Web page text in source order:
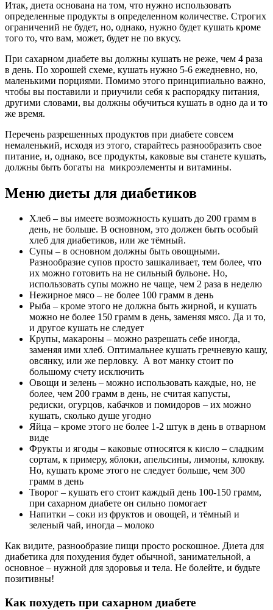
Итак, диета основана на том, что нужно использовать
определенные продукты в определенном количестве. Строгих
ограничений не будет, но, однако, нужно будет кушать кроме
того то, что вам, может, будет не по вкусу.
При сахарном диабете вы должны кушать не реже, чем 4 раза
в день. По хорошей схеме, кушать нужно 5-6 ежедневно, но,
маленькими порциями. Помимо этого принципиально важно,
чтобы вы поставили и приучили себя к распорядку питания,
другими словами, вы должны обучиться кушать в одно да и то
же время.
Перечень разрешенных продуктов при диабете совсем
немаленький, исходя из этого, старайтесь разнообразить свое
питание, и, однако, все продукты, каковые вы станете кушать,
должны быть богаты на микроэлементы и витамины.
Меню диеты для диабетиков
Хлеб – вы имеете возможность кушать до 200 грамм в
день, не больше. В основном, это должен быть особый
хлеб для диабетиков, или же тёмный.
Супы – в основном должны быть овощными.
Разнообразие супов просто зашкаливает, тем более, что
их можно готовить на не сильный бульоне. Но,
использовать супы можно не чаще, чем 2 раза в неделю
Нежирное мясо – не более 100 грамм в день
Рыба – кроме этого не должна быть жирной, и кушать
можно не более 150 грамм в день, заменяя мясо. Да и то,
и другое кушать не следует
Крупы, макароны – можно разрешать себе иногда,
заменяя ими хлеб. Оптимальнее кушать гречневую кашу,
овсянку, или же перловку. А вот манку стоит по
большому счету исключить
Овощи и зелень – можно использовать каждые, но, не
более, чем 200 грамм в день, не считая капусты,
редиски, огурцов, кабачков и помидоров – их можно
кушать, сколько душе угодно
Яйца – кроме этого не более 1-2 штук в день в отварном
виде
Фрукты и ягоды – каковые относятся к кисло – сладким
сортам, к примеру, яблоки, апельсины, лимоны, клюкву.
Но, кушать кроме этого не следует больше, чем 300
грамм в день
Творог – кушать его стоит каждый день 100-150 грамм,
при сахарном диабете он сильно помогает
Напитки – соки из фруктов и овощей, и тёмный и
зеленый чай, иногда – молоко
Как видите, разнообразие пищи просто роскошное. Диета для
диабетика для похудения будет обычной, занимательной, а
основное – нужной для здоровья и тела. Не болейте, и будьте
позитивны!
Как похудеть при сахарном диабете